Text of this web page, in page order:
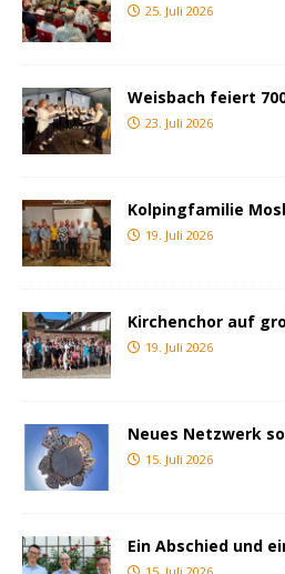
25. Juli 2026
Weisbach feiert
23. Juli 2026
Kolpingfamilie
19. Juli 2026
Kirchenchor auf
19. Juli 2026
Neues Netzwerk
15. Juli 2026
Ein Abschied und